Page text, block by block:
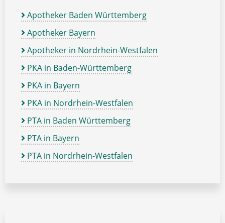
Apotheker Baden Württemberg
Apotheker Bayern
Apotheker in Nordrhein-Westfalen
PKA in Baden-Württemberg
PKA in Bayern
PKA in Nordrhein-Westfalen
PTA in Baden Württemberg
PTA in Bayern
PTA in Nordrhein-Westfalen